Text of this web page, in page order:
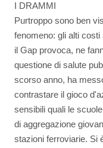
I DRAMMI
Purtroppo sono ben
fenomeno: gli alti
il Gap provoca, ne
questione di salute
scorso anno, ha
contrastare il gioco
sensibili quali le
di aggregazione
stazioni ferroviarie. Si